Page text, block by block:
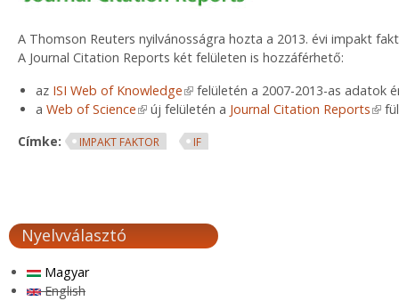
A Thomson Reuters nyilvánosságra hozta a 2013. évi impakt
A Journal Citation Reports két felületen is hozzáférhető:
az ISI Web of Knowledge(link is external)
felületén a 2007-2013-as adatok
a Web of Science(link is external)
új felületén a Journal Citation Reports(link
Címke:
IMPAKT FAKTOR IF
Nyelvválasztó
Magyar
English